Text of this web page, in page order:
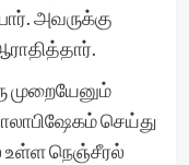
அவருக்கு
முறையேனும்
செய்து
உள்ள நெஞ்சீரல்